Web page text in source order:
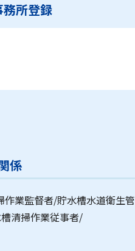
所登録
係
業監督者/貯水槽水道衛生管
清掃作業従事者/